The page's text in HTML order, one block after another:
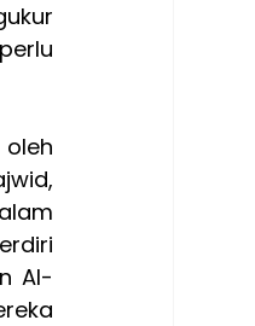
Al-